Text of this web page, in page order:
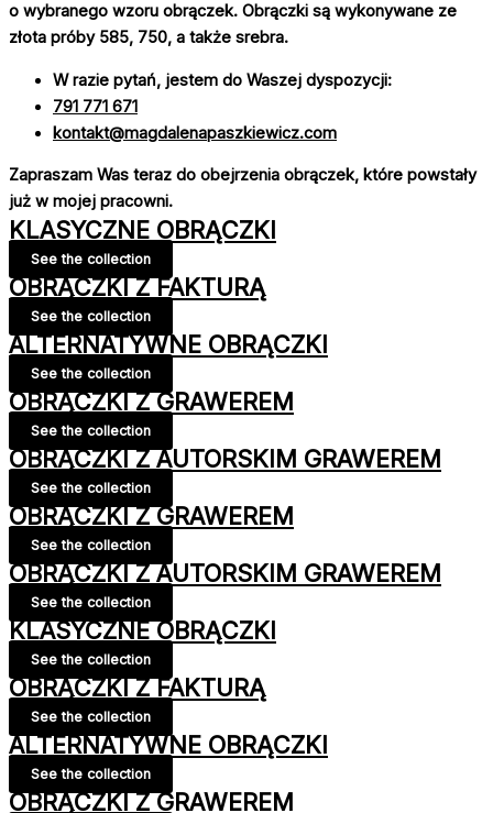
o wybranego wzoru obrączek. Obrączki są wykonywane ze
złota próby 585, 750, a także srebra.
W razie pytań, jestem do Waszej dyspozycji:
791 771 671
kontakt@magdalenapaszkiewicz.com
Zapraszam Was teraz do obejrzenia obrączek, które powstały
już w mojej pracowni.
KLASYCZNE OBRĄCZKI
See the collection
OBRĄCZKI Z FAKTURĄ
See the collection
ALTERNATYWNE OBRĄCZKI
See the collection
OBRĄCZKI Z GRAWEREM
See the collection
OBRĄCZKI Z AUTORSKIM GRAWEREM
See the collection
OBRĄCZKI Z GRAWEREM
See the collection
OBRĄCZKI Z AUTORSKIM GRAWEREM
See the collection
KLASYCZNE OBRĄCZKI
See the collection
OBRĄCZKI Z FAKTURĄ
See the collection
ALTERNATYWNE OBRĄCZKI
See the collection
OBRĄCZKI Z GRAWEREM